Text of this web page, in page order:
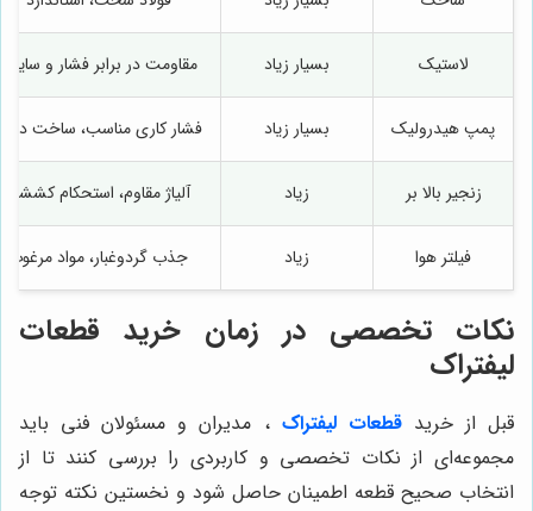
لاستیک بسیار زیاد مقاومت در برابر فشار و سایش
پمپ هیدرولیک بسیار زیاد فشار کاری مناسب، ساخت
زنجیر بالا بر زیاد آلیاژ مقاوم، استحکام کششی
فیلتر هوا زیاد جذب گردوغبار، مواد مرغوب
نکات تخصصی در زمان خرید قطعات
لیفتراک
قبل از خریدقطعات لیفتراک ، مدیران و مسئولان فنی باید
مجموعه‌ای از نکات تخصصی و کاربردی را بررسی کنند تا از
انتخاب صحیح قطعه اطمینان حاصل شود و نخستین نکته توجه